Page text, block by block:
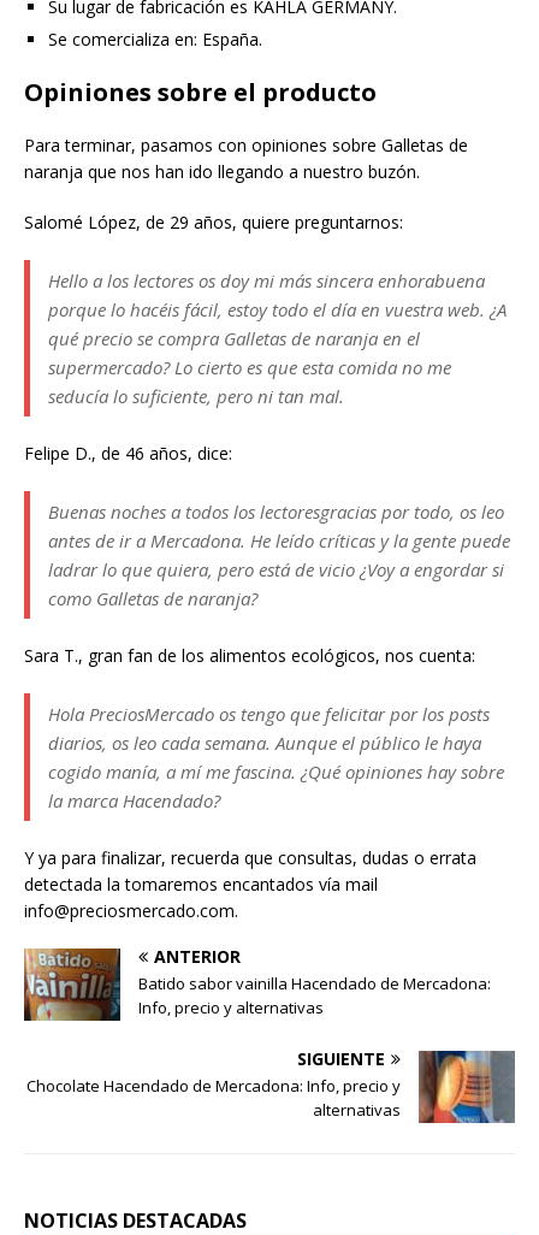
Su lugar de fabricación es KAHLA GERMANY.
Se comercializa en: España.
Opiniones sobre el producto
Para terminar, pasamos con opiniones sobre Galletas de
naranja que nos han ido llegando a nuestro buzón.
Salomé López, de 29 años, quiere preguntarnos:
Hello a los lectores os doy mi más sincera enhorabuena
porque lo hacéis fácil, estoy todo el día en vuestra web. ¿A
qué precio se compra Galletas de naranja en el
supermercado? Lo cierto es que esta comida no me
seducía lo suficiente, pero ni tan mal.
Felipe D., de 46 años, dice:
Buenas noches a todos los lectoresgracias por todo, os leo
antes de ir a Mercadona. He leído críticas y la gente puede
ladrar lo que quiera, pero está de vicio ¿Voy a engordar si
como Galletas de naranja?
Sara T., gran fan de los alimentos ecológicos, nos cuenta:
Hola PreciosMercado os tengo que felicitar por los posts
diarios, os leo cada semana. Aunque el público le haya
cogido manía, a mí me fascina. ¿Qué opiniones hay sobre
la marca Hacendado?
Y ya para finalizar, recuerda que consultas, dudas o errata
detectada la tomaremos encantados vía mail
info@preciosmercado.com.
ANTERIOR
Batido sabor vainilla Hacendado de Mercadona:
Info, precio y alternativas
SIGUIENTE
Chocolate Hacendado de Mercadona: Info, precio y
alternativas
NOTICIAS DESTACADAS